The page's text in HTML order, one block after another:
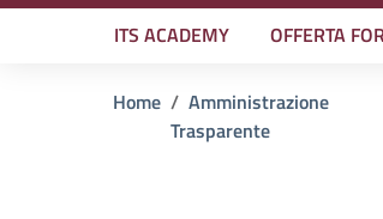
ITS ACADEMY OFFERTA
Home
Amministrazione
Trasparente